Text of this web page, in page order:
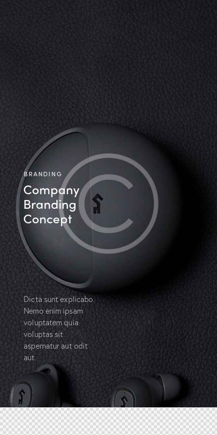
BRANDING
Company
Branding
Concept
Dicta sunt explicabo.
Nemo enim ipsam
voluptatem quia
voluptas sit
aspernatur aut odit
aut.